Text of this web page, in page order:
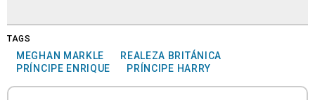
TAGS
MEGHAN MARKLE
REALEZA BRITÁNICA
PRÍNCIPE ENRIQUE
PRÍNCIPE HARRY